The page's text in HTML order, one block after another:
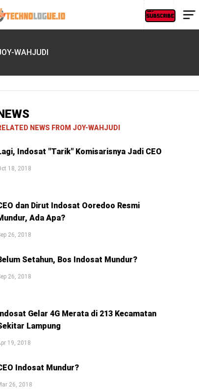
WAHJUDI
NEWS FROM JOY-WAHJUDI
Indosat "Tarik" Komisarisnya Jadi CEO
18, 2018
dan Dirut Indosat Ooredoo Resmi
Ada Apa?
26, 2018
Setahun, Bos Indosat Mundur?
26, 2018
Gelar 4G Merata di 213 Kecamatan
Lampung
19, 2018
Indosat Mundur?
26, 2018